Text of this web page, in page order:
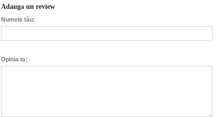
Adauga un review
Numele tău:
Opinia ta: